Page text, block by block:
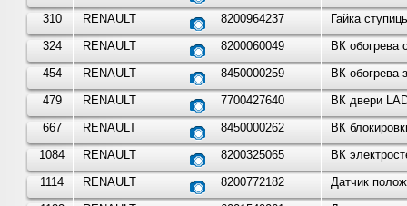
310
RENAULT 8200964237
Гайка
324
RENAULT 8200060049
ВК обогрева
454
RENAULT 8450000259
ВК обогрева
479
RENAULT 7700427640
ВК двери
667
RENAULT 8450000262
ВК
1084
RENAULT 8200325065
ВК
1114
RENAULT 8200772182
Датчик